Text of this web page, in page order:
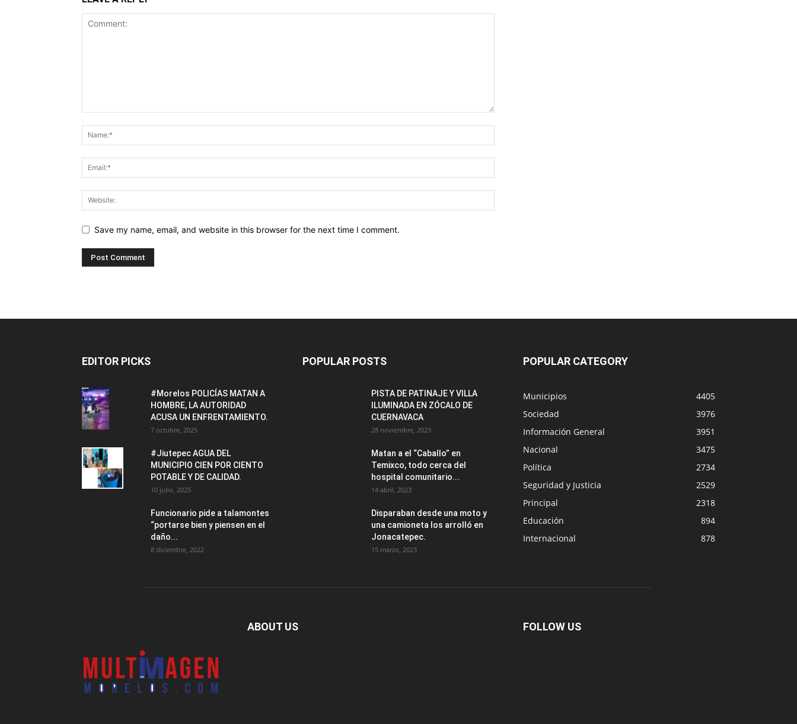
Save my name, email, and website in this browser for the next time I comment.
EDITOR PICKS
#Morelos POLICÍAS MATAN A
HOMBRE, LA AUTORIDAD
ACUSA UN ENFRENTAMIENTO.
7 octubre, 2025
#Jiutepec AGUA DEL
MUNICIPIO CIEN POR CIENTO
POTABLE Y DE CALIDAD.
10 julio, 2025
Funcionario pide a talamontes
“portarse bien y piensen en el
daño...
8 diciembre, 2022
POPULAR POSTS
PISTA DE PATINAJE Y VILLA
ILUMINADA EN ZÓCALO DE
CUERNAVACA
28 noviembre, 2023
Matan a el “Caballo” en
Temixco, todo cerca del
hospital comunitario...
14 abril, 2023
Disparaban desde una moto y
una camioneta los arrolló en
Jonacatepec.
15 marzo, 2023
POPULAR CATEGORY
Municipios
4405
Sociedad
3976
Información General
3951
Nacional
3475
Política
2734
Seguridad y Justicia
2529
Principal
2318
Educación
894
Internacional
878
ABOUT US FOLLOW US